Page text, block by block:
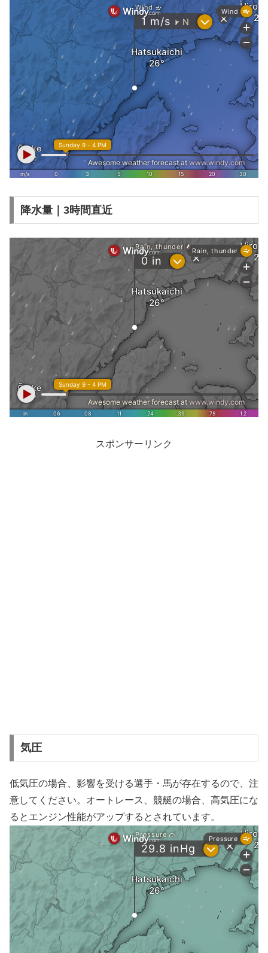
降水量｜3時間直近
スポンサーリンク
気圧
低気圧の場合、影響を受ける選手・馬が存在するので、注
意してください。オートレース、競艇の場合、高気圧にな
るとエンジン性能がアップするとされています。